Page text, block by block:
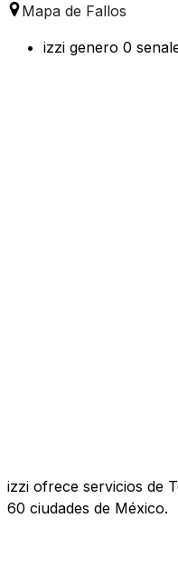
Mapa de Fallos
izzi genero 0
izzi ofrece servicios de
60 ciudades de México.